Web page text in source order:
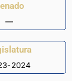
—
2024